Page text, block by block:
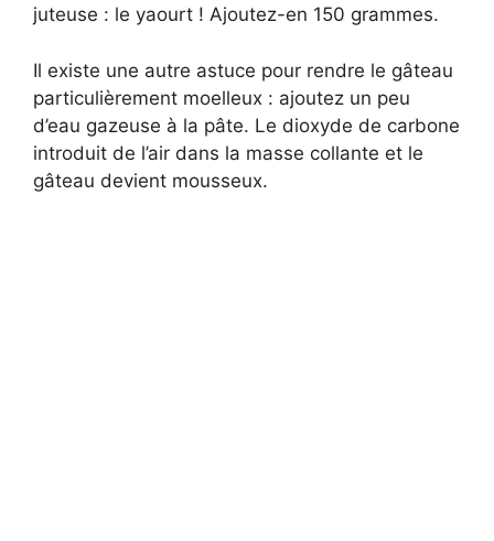
juteuse : le yaourt ! Ajoutez-en 150 grammes.
Il existe une autre astuce pour rendre le gâteau
particulièrement moelleux : ajoutez un peu
d’eau gazeuse à la pâte. Le dioxyde de carbone
introduit de l’air dans la masse collante et le
gâteau devient mousseux.